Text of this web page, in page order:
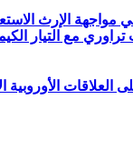
في مواجهة الإرث
العلاقات الأوروبية
مع التيار